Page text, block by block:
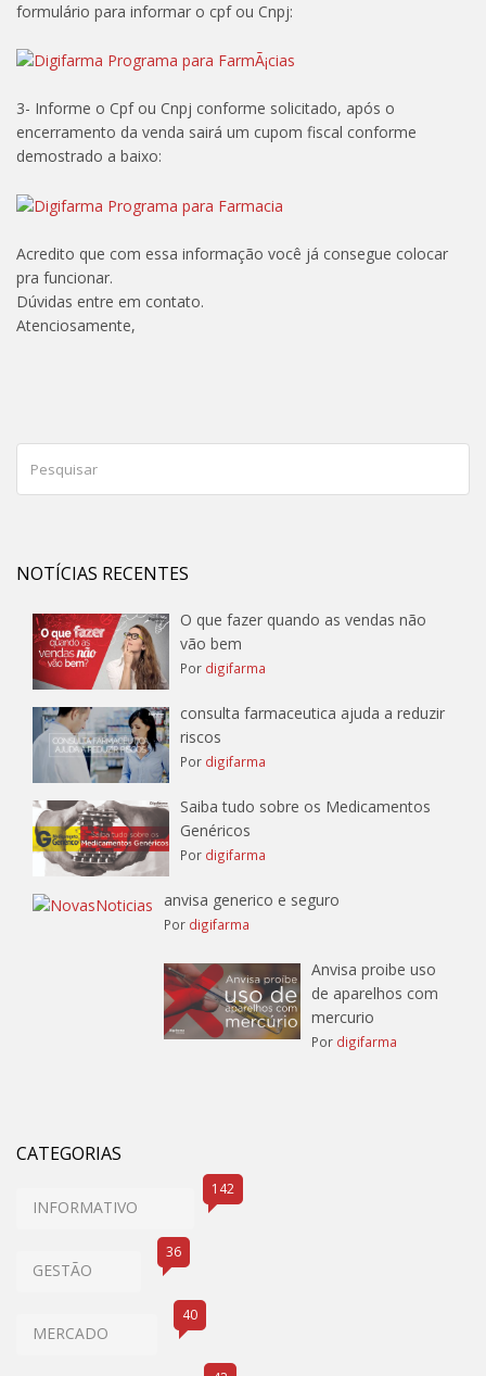
formulário para informar o cpf ou Cnpj:
3- Informe o Cpf ou Cnpj conforme solicitado, após o
encerramento da venda sairá um cupom fiscal conforme
demostrado a baixo:
Acredito que com essa informação você já consegue colocar
pra funcionar.
Dúvidas entre em contato.
Atenciosamente,
NOTÍCIAS RECENTES
O que fazer quando as vendas não
vão bem
Por digifarma
consulta farmaceutica ajuda a reduzir
riscos
Por digifarma
Saiba tudo sobre os Medicamentos
Genéricos
Por digifarma
anvisa generico e seguro
Por digifarma
Anvisa proibe uso
de aparelhos com
mercurio
Por digifarma
CATEGORIAS
INFORMATIVO
142
GESTÃO
36
MERCADO
40